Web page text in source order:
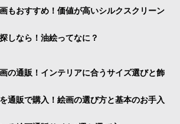
もおすすめ！価値が高いシルクスクリーン
しなら！油絵ってなに？
の通販！インテリアに合うサイズ選びと飾
通販で購入！絵画の選び方と基本のお手入